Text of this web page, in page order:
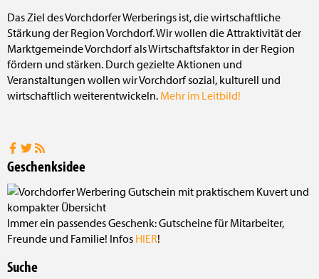
Das Ziel des Vorchdorfer Werberings ist, die wirtschaftliche
Stärkung der Region Vorchdorf. Wir wollen die Attraktivität der
Marktgemeinde Vorchdorf als Wirtschaftsfaktor in der Region
fördern und stärken. Durch gezielte Aktionen und
Veranstaltungen wollen wir Vorchdorf sozial, kulturell und
wirtschaftlich weiterentwickeln. Mehr im Leitbild!
Geschenksidee
Immer ein passendes Geschenk: Gutscheine für Mitarbeiter,
Freunde und Familie! Infos HIER!
Suche